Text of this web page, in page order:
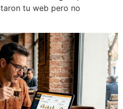
tu web pero no